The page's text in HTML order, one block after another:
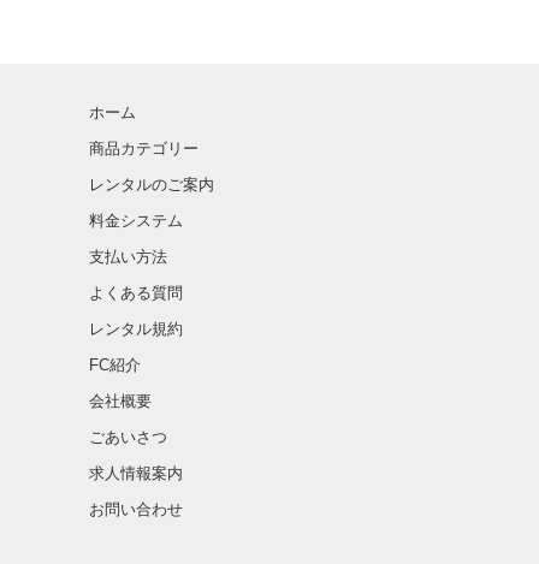
ホーム
商品カテゴリー
レンタルのご案内
料金システム
支払い方法
よくある質問
レンタル規約
FC紹介
会社概要
ごあいさつ
求人情報案内
お問い合わせ